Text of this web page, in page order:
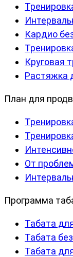
Кардио
Круговая
Растяжка
План для
От
Программа
Табата
Табата
Табата